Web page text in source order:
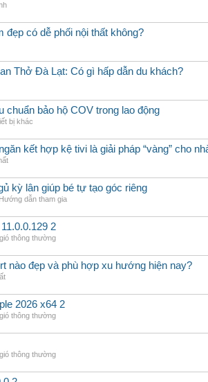
đẹp có dễ phối nội thất không?
Thở Đà Lạt: Có gì hấp dẫn du khách?
chuẩn bảo hộ COV trong lao động
bị khác
kết hợp kệ tivi là giải pháp “vàng” cho
kỳ lân giúp bé tự tạo góc riêng
Hướng dẫn tham gia
2
thông thường
nào đẹp và phù hợp xu hướng hiện nay?
2026 x64 2
thông thường
thông thường